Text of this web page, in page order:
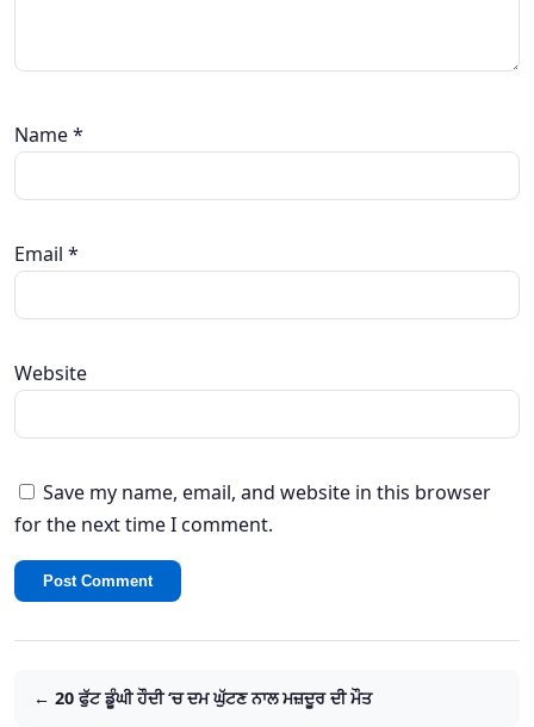
Name*
Email *
Website
Save my name, email, and website in this browser
for the next time I comment.
← 20 ਫੁੱਟ ਡੂੰਘੀ ਹੌਦੀ ‘ਚ ਦਮ ਘੁੱਟਣ ਨਾਲ ਮਜ਼ਦੂਰ ਦੀ ਮੌਤ